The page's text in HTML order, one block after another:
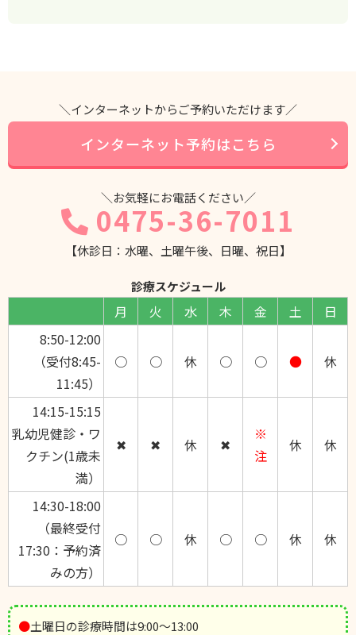
＼インターネットからご予約いただけます／
インターネット予約はこちら
＼お気軽にお電話ください／
0475-36-7011
【休診日：水曜、土曜午後、日曜、祝日】
診療スケジュール
月 火 水 木 金 土
日
8:50-12:00
（受付8:45-
11:45）
○ ○ 休 ○ ○ ● 休
14:15-15:15
乳幼児健診・ワ
クチン(1歳未
満）
✖ ✖ 休 ✖
※
注
休 休
14:30-18:00
（最終受付
17:30：予約済
みの方）
○ ○ 休 ○ ○ 休 休
●土曜日の診療時間は9:00～13:00